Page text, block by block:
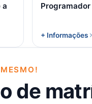
a
+ Informações
de